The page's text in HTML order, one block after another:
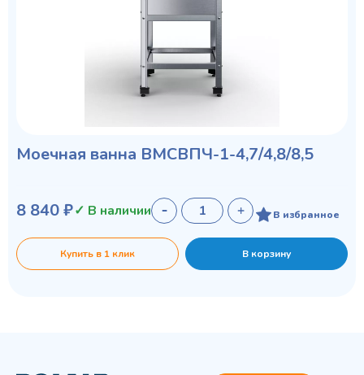
Моечная ванна ВМСВПЧ-1-4,7/4,8/8,5
8 840 ₽✓ В наличии В избранное
Купить в 1 клик В корзину